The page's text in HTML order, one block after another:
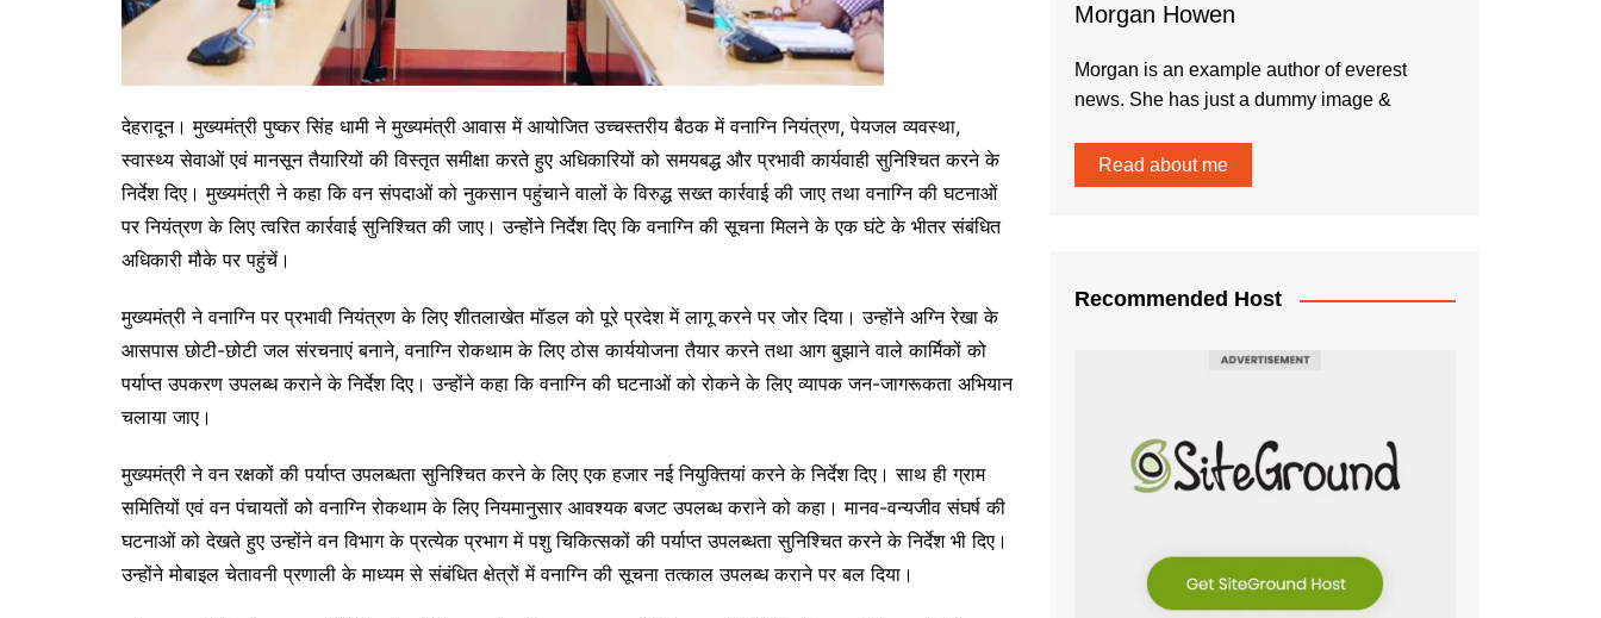
देहरादून। मुख्यमंत्री पुष्कर सिंह धामी ने मुख्यमंत्री आवास में आयोजित उच्चस्तरीय बैठक में वनाग्नि नियंत्रण, पेयजल व्यवस्था,
स्वास्थ्य सेवाओं एवं मानसून तैयारियों की विस्तृत समीक्षा करते हुए अधिकारियों को समयबद्ध और प्रभावी कार्यवाही सुनिश्चित करने के
निर्देश दिए। मुख्यमंत्री ने कहा कि वन संपदाओं को नुकसान पहुंचाने वालों के विरुद्ध सख्त कार्रवाई की जाए तथा वनाग्नि की घटनाओं
पर नियंत्रण के लिए त्वरित कार्रवाई सुनिश्चित की जाए। उन्होंने निर्देश दिए कि वनाग्नि की सूचना मिलने के एक घंटे के भीतर संबंधित
अधिकारी मौके पर पहुंचें।
मुख्यमंत्री ने वनाग्नि पर प्रभावी नियंत्रण के लिए शीतलाखेत मॉडल को पूरे प्रदेश में लागू करने पर जोर दिया। उन्होंने अग्नि रेखा के
आसपास छोटी-छोटी जल संरचनाएं बनाने, वनाग्नि रोकथाम के लिए ठोस कार्ययोजना तैयार करने तथा आग बुझाने वाले कार्मिकों को
पर्याप्त उपकरण उपलब्ध कराने के निर्देश दिए। उन्होंने कहा कि वनाग्नि की घटनाओं को रोकने के लिए व्यापक जन-जागरूकता अभियान
चलाया जाए।
मुख्यमंत्री ने वन रक्षकों की पर्याप्त उपलब्धता सुनिश्चित करने के लिए एक हजार नई नियुक्तियां करने के निर्देश दिए। साथ ही ग्राम
समितियों एवं वन पंचायतों को वनाग्नि रोकथाम के लिए नियमानुसार आवश्यक बजट उपलब्ध कराने को कहा। मानव-वन्यजीव संघर्ष की
घटनाओं को देखते हुए उन्होंने वन विभाग के प्रत्येक प्रभाग में पशु चिकित्सकों की पर्याप्त उपलब्धता सुनिश्चित करने के निर्देश भी दिए।
उन्होंने मोबाइल चेतावनी प्रणाली के माध्यम से संबंधित क्षेत्रों में वनाग्नि की सूचना तत्काल उपलब्ध कराने पर बल दिया।
Morgan Howen
Morgan is an example author of everest
news. She has just a dummy image &
Read about me
Recommended Host